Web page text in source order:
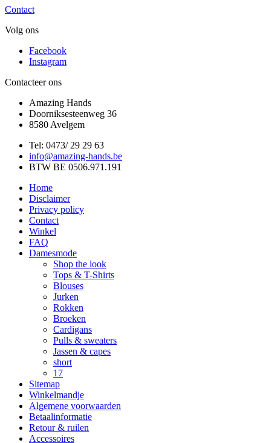
Contact
Volg ons
Facebook
Instagram
Contacteer ons
Amazing Hands
Doorniksesteenweg 36
8580 Avelgem
Tel: 0473/ 29 29 63
info@amazing-hands.be
BTW BE 0506.971.191
Home
Disclaimer
Privacy policy
Contact
Winkel
FAQ
Damesmode
Shop the look
Tops & T-Shirts
Blouses
Jurken
Rokken
Broeken
Cardigans
Pulls & sweaters
Jassen & capes
short
17
Sitemap
Winkelmandje
Algemene voorwaarden
Betaalinformatie
Retour & ruilen
Accessoires